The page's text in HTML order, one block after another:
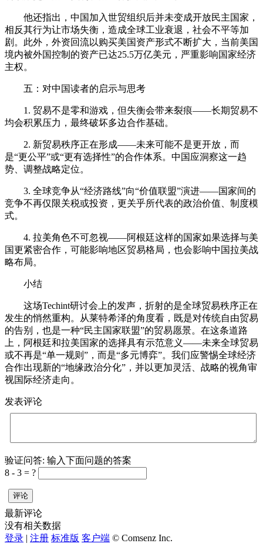
他还指出，中国加入世贸组织后并未变成开放民主国家，
相反其行为让市场失衡，造成全球工业衰退，社会不平等加
剧。此外，外资回流以购买美国资产形式不断扩大，当前美国
境内被外国控制的资产已达25.5万亿美元，严重影响国家经济
主权。
五：对中国读者的启示与思考
1. 贸易不是零和游戏，但失衡会带来裂痕——长期贸易不
均会积累压力，最终破坏多边合作基础。
2. 新贸易秩序正在形成——未来可能不是更开放，而
是“更公平”或“更有选择性”的合作体系。中国应洞察这一趋
势、调整战略定位。
3. 全球竞争从“经济路线”向“价值联盟”演进——国家间的
竞争不再仅限关税或投资，更关乎所代表的政治价值、制度模
式。
4. 拉美角色不可忽视——阿根廷这样的国家如果选择与美
国更紧密合作，可能影响地区贸易格局，也会影响中国拉美战
略布局。
小结
这场Techint研讨会上的发声，折射的是全球贸易秩序正在
发生的悄然重构。从莱特希泽的角度看，既是对传统自由贸易
的告别，也是一种“民主国家联盟”的贸易愿景。在这条道路
上，阿根廷和拉美国家的选择具有示范意义——未来全球贸易
或不再是“单一规则”，而是“多元博弈”。我们应警惕全球经济
合作出现新的“地缘政治分化”，并以更加灵活、战略的视角审
视国际经济走向。
发表评论
验证问答: 输入下面问题的答案
8 - 3 = ?
评论
最新评论
没有相关数据
登录 | 注册 标准版 客户端 © Comsenz Inc.